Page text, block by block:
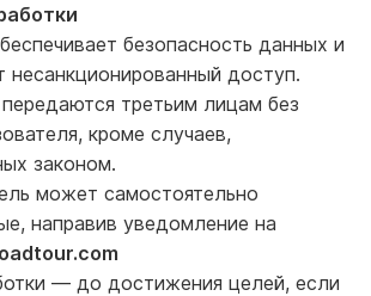
безопасность данных и
несанкционированный доступ.
третьим лицам без
кроме случаев,
законом.
может самостоятельно
направив уведомление на
— до достижения целей, если